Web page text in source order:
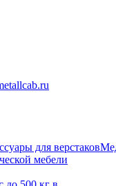
для верстаков
мебели